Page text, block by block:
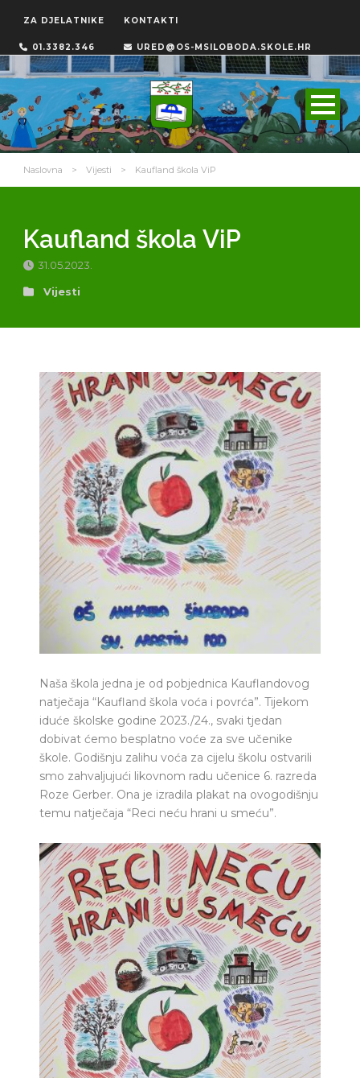
ZA DJELATNIKE KONTAKTI
01.3382.346 URED@OS-MSILOBODA.SKOLE.HR
Naslovna > Vijesti > Kaufland škola ViP
Kaufland škola ViP
31.05.2023.
Vijesti
Naša škola jedna je od pobjednica Kauflandovog
natječaja “Kaufland škola voća i povrća”. Tijekom
iduće školske godine 2023./24., svaki tjedan
dobivat ćemo besplatno voće za sve učenike
škole. Godišnju zalihu voća za cijelu školu ostvarili
smo zahvaljujući likovnom radu učenice 6. razreda
Roze Gerber. Ona je izradila plakat na ovogodišnju
temu natječaja “Reci neću hrani u smeću”.